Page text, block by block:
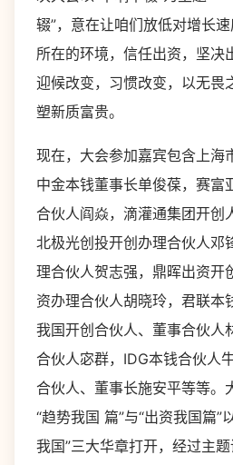
辍”，意在让咱们放低对增长
所在的环境，信任出资，坚决
迎候改变，习惯改变，以无畏
塑新质富贵。
现在，大会参加嘉宾包含上海
中金本钱董事长单俊葆，赛富
合伙人阎焱，滴灌通集团开创
北极光创投开创办理合伙人邓
理合伙人贺志强，鼎晖出资开
资办理合伙人胡晓玲，君联本
我国开创合伙人、董事合伙人
合伙人宓群，IDG本钱合伙人
合伙人、董事长施安平等等
“趋势我国 篇”与“出资我国篇
我国”三大华章打开，经过主